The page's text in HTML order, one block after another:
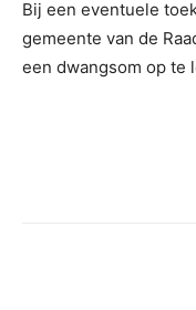
Bij een eventuele
gemeente van de
een dwangsom op te